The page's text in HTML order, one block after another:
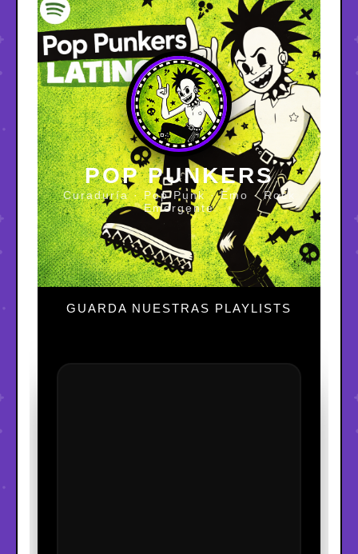
POP PUNKERS
Curaduría · Pop Punk · Emo · Rock
Emergente
GUARDA NUESTRAS PLAYLISTS